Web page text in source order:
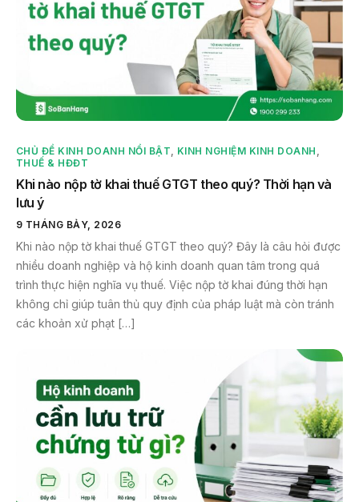
CHỦ ĐỀ KINH DOANH NỔI BẬT KINH NGHIỆM KINH DOANH
THUẾ & HĐĐT
Khi nào nộp tờ khai thuế GTGT theo quý? Thời hạn và
lưu ý
9 THÁNG BẢY, 2026
Khi nào nộp tờ khai thuế GTGT theo quý? Đây là câu hỏi được
nhiều doanh nghiệp và hộ kinh doanh quan tâm trong quá
trình thực hiện nghĩa vụ thuế. Việc nộp tờ khai đúng thời hạn
không chỉ giúp tuân thủ quy định của pháp luật mà còn tránh
các khoản xử phạt […]